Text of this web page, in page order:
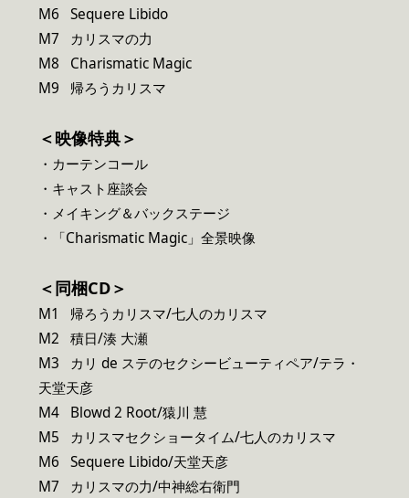
M6 Sequere Libido
M7 カリスマの力
M8 Charismatic Magic
M9 帰ろうカリスマ
＜映像特典＞
・カーテンコール
・キャスト座談会
・メイキング＆バックステージ
・「Charismatic Magic」全景映像
＜同梱CD＞
M1 帰ろうカリスマ/七人のカリスマ
M2 積日/湊 大瀬
M3 カリ de ステのセクシービューティペア/テラ・
天堂天彦
M4 Blowd 2 Root/猿川 慧
M5 カリスマセクショータイム/七人のカリスマ
M6 Sequere Libido/天堂天彦
M7 カリスマの力/中神総右衛門